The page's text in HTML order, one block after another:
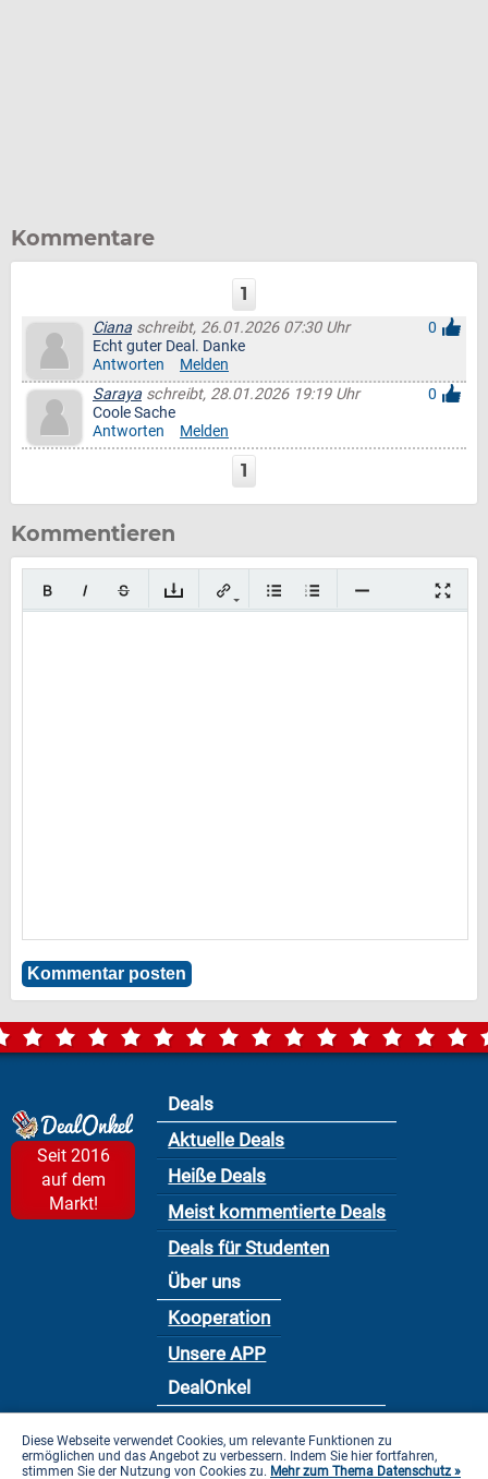
Kommentare
1
Ciana schreibt, 26.01.2026 07:30 Uhr
0
Echt guter Deal. Danke
Antworten
Melden
Sarayaschreibt, 28.01.2026 19:19 Uhr
0
Coole Sache
Antworten
Melden
1
Kommentieren
Seit 2016
auf dem
Markt!
Deals
Aktuelle Deals
Heiße Deals
Meist kommentierte Deals
Deals für Studenten
Über uns
Kooperation
Unsere APP
DealOnkel
Datenschutzbestimmung
Diese Webseite verwendet Cookies, um relevante Funktionen zu
ermöglichen und das Angebot zu verbessern. Indem Sie hier fortfahren,
stimmen Sie der Nutzung von Cookies zu. Mehr zum Thema Datenschutz »